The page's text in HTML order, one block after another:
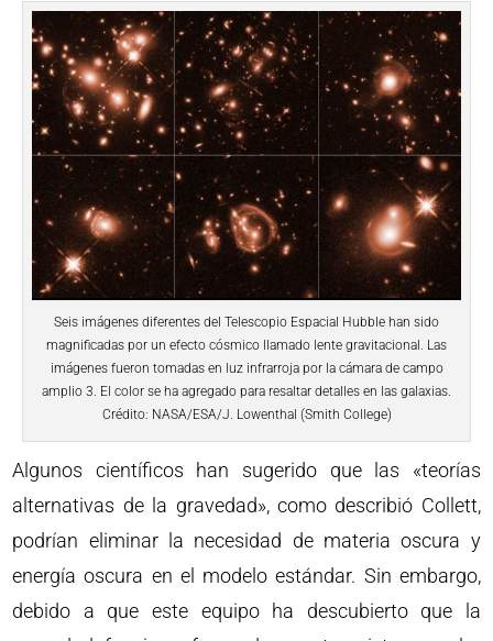
Seis imágenes diferentes del Telescopio Espacial Hubble han sido
magnificadas por un efecto cósmico llamado lente gravitacional. Las
imágenes fueron tomadas en luz infrarroja por la cámara de campo
amplio 3. El color se ha agregado para resaltar detalles en las galaxias.
Crédito: NASA/ESA/J. Lowenthal (Smith College)
Algunos científicos han sugerido que las «teorías
alternativas de la gravedad», como describió Collett,
podrían eliminar la necesidad de materia oscura y
energía oscura en el modelo estándar. Sin embargo,
debido a que este equipo ha descubierto que la